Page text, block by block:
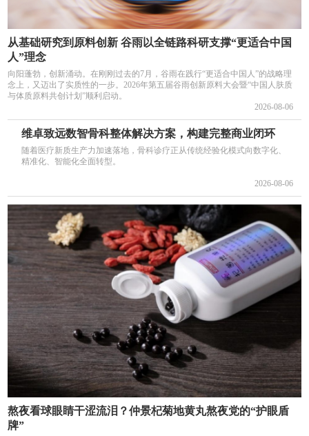
从基础研究到原料创新 谷雨以全链路科研支撑“更适合中国
人”理念
向阳蓬勃，创新涌动。在刚刚过去的7月，谷雨在践行“更适合中国人”的战略理
念上，又迈出了实质性的一步。2026年第五届谷雨创新原料大会暨“中国人肤质
与体质原料共创计划”顺利启动。
2026-08-06
维卓致远数智骨科整体解决方案，构建完整商业闭环
随着医疗新质生产力加速落地，骨科诊疗正从传统经验化模式向数字化、
精准化、智能化全面转型。
2026-08-06
熬夜看球眼睛干涩流泪？仲景杞菊地黄丸熬夜党的“护眼盾
牌”